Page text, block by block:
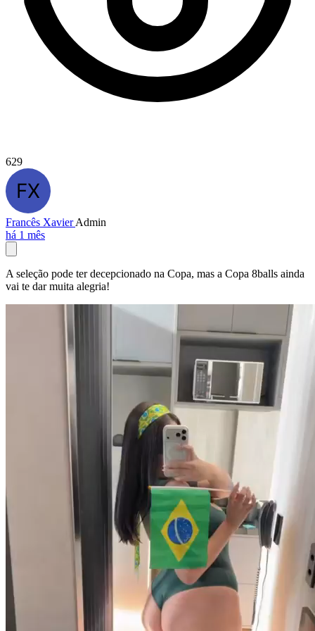
629
Francês XavierAdmin
há 1 mês
A seleção pode ter decepcionado na Copa, mas a Copa 8balls ainda
vai te dar muita alegria!